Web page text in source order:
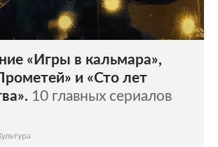
«Игры в кальмара»,
и «Сто лет
10 главных сериалов